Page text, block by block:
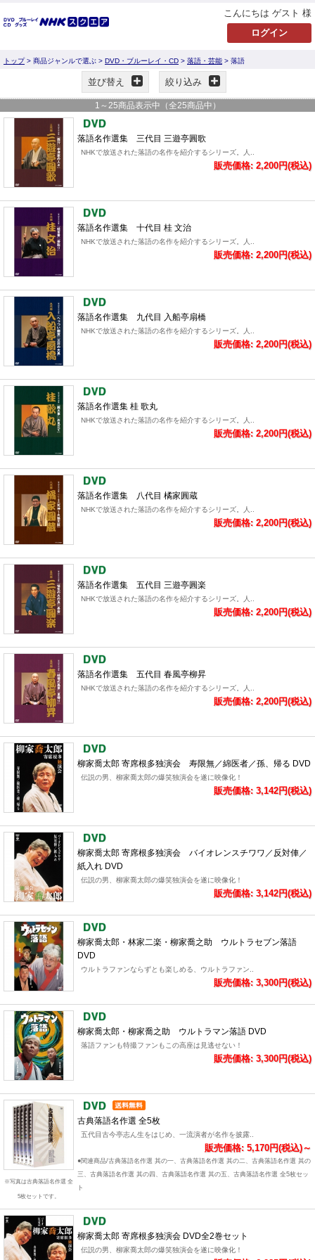
こんにちは ゲスト 様
トップ> 商品ジャンルで選ぶ > DVD・ブルーレイ・CD > 落語・芸能 > 落語
並び替え 絞り込み
1 ～ 25商品表示中（全25商品中）
落語名作選集 三代目 三遊亭圓歌
NHKで放送された落語の名作を紹介するシリーズ。人..
販売価格: 2,200円(税込)
落語名作選集 十代目 桂 文治
NHKで放送された落語の名作を紹介するシリーズ。人..
販売価格: 2,200円(税込)
落語名作選集 九代目 入船亭扇橋
NHKで放送された落語の名作を紹介するシリーズ。人..
販売価格: 2,200円(税込)
落語名作選集 桂 歌丸
NHKで放送された落語の名作を紹介するシリーズ。人..
販売価格: 2,200円(税込)
落語名作選集 八代目 橘家圓蔵
NHKで放送された落語の名作を紹介するシリーズ。人..
販売価格: 2,200円(税込)
落語名作選集 五代目 三遊亭圓楽
NHKで放送された落語の名作を紹介するシリーズ。人..
販売価格: 2,200円(税込)
落語名作選集 五代目 春風亭柳昇
NHKで放送された落語の名作を紹介するシリーズ。人..
販売価格: 2,200円(税込)
柳家喬太郎 寄席根多独演会 寿限無／綿医者／孫、帰る DVD
伝説の男、柳家喬太郎の爆笑独演会を遂に映像化！
販売価格: 3,142円(税込)
柳家喬太郎 寄席根多独演会 バイオレンスチワワ／反対俥／
紙入れ DVD
伝説の男、柳家喬太郎の爆笑独演会を遂に映像化！
販売価格: 3,142円(税込)
柳家喬太郎・林家二楽・柳家喬之助 ウルトラセブン落語
DVD
ウルトラファンならずとも楽しめる、ウルトラファン..
販売価格: 3,300円(税込)
柳家喬太郎・柳家喬之助 ウルトラマン落語 DVD
落語ファンも特撮ファンもこの高座は見逃せない！
販売価格: 3,300円(税込)
※写真は古典落語名作選 全
5枚セットです。
古典落語名作選 全5枚
五代目古今亭志ん生をはじめ、一流演者が名作を披露..
販売価格: 5,170円(税込)～
●関連商品/古典落語名作選 其の一、古典落語名作選 其の二、古典落語名作選 其の
三、古典落語名作選 其の四、古典落語名作選 其の五、古典落語名作選 全5枚セッ
ト
柳家喬太郎 寄席根多独演会 DVD全2巻セット
伝説の男、柳家喬太郎の爆笑独演会を遂に映像化！